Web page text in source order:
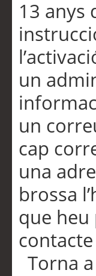
13 anys
un
un
cap
una
brossa
que
Torna a